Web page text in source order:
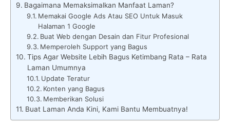
Bagaimana Memaksimalkan Manfaat Laman?
Memakai Google Ads Atau SEO Untuk Masuk
Halaman 1 Google
Buat Web dengan Desain dan Fitur Profesional
Memperoleh Support yang Bagus
Tips Agar Website Lebih Bagus Ketimbang Rata – Rata
Laman Umumnya
Update Teratur
Konten yang Bagus
Memberikan Solusi
Buat Laman Anda Kini, Kami Bantu Membuatnya!